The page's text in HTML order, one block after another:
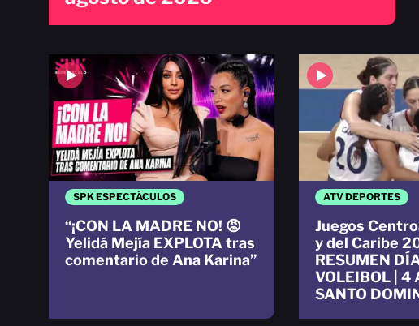
SPK ESPECTÁCULOS
“¡CON LA MADRE NO! 😡
Yelidá Mejía EXPLOTA tras
comentario de Ana Karina”
ATV DEPORTES
Juegos
y del Caribe
RESUMEN DÍA
VOLEIBOL | 4
SANTO